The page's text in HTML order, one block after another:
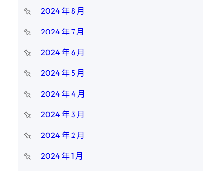
2024 年 8 月
2024 年 7 月
2024 年 6 月
2024 年 5 月
2024 年 4 月
2024 年 3 月
2024 年 2 月
2024 年 1 月